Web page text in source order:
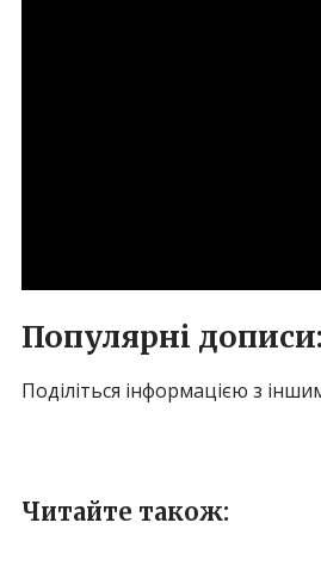
Популярні дописи:
Поділіться інформацією з
Читайте також: